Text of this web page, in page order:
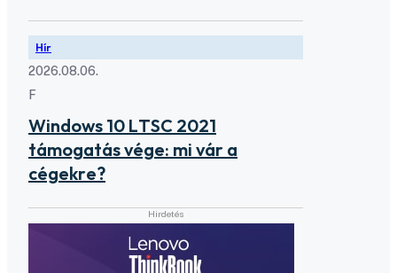
Hír
2026.08.06.
F
Windows 10 LTSC 2021
támogatás vége: mi vár a
cégekre?